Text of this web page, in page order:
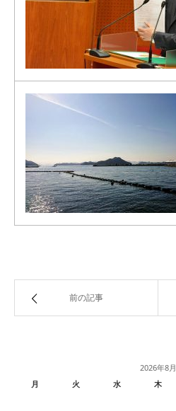
前の記事
2026年8月
月
火 水 木